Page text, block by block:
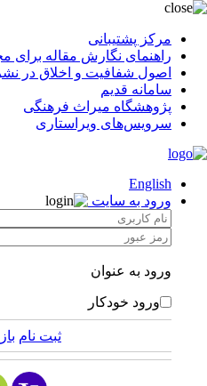
مرکز پشتیبانی
راهنمای نگارش مقاله برای
اصول شفافیت و اخلاق در نشر
سامانه قدیم
پژوهشگاه میراث فرهنگی
سرویس‌های ویراستاری
English
ورود به سایت
ورود به عنوان
ورود خودکار
ثبت نام